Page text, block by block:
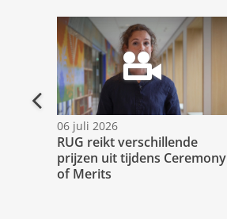
Vorige
06 juli 2026
RUG reikt verschillende
prijzen uit tijdens Ceremony
of Merits